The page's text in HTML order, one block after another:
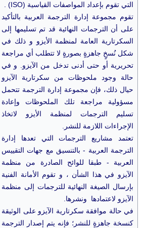
التي تقوم بإعداد المواصفات القياسية (ISO) .
تقوم مجموعة إدارة الترجمة العربية بالتأكيد
على أن الترجمات النهائية قد تم تسليمها إلى
السكرتارية العامة لمنظمة الأيزو و ذلك في
شكل نُسخٍ جاهزةٍ بصورةٍ لا تتطلب أي مراجعة
تحريرية أو حتى أدنى تدخل من الآيزو. و في
حالة وجود ملحوظات من سكرتارية الآيزو
حيال ذلك، فإن مجموعة إدارة الترجمة تتحمل
مسؤولية مراجعة تلك الملحوظات وإعادة
تسليم الترجمات لمنظمة الأيزو لاتخاذ
الإجراءات اللازمة للنشر.
تعتمد مشاريع الترجمات التي تعدها إدارة
الترجمة العربية - بالتنسيق مع جهات التقييس
العربية - طبقا للوائح الصادرة من منظمة
الآيزو في هذا الشأن ، و تقوم الأمانة الفنية
بإرسال الصيغة النهائية للترجمات إلى منظمة
الآيزو لاعتمادها ونشرها.
في حالة موافقة سكرتارية الآيزو على الوثيقة
كنسخة جاهزةٍ للنشر؛ فإنه يتم إصدار الترجمة